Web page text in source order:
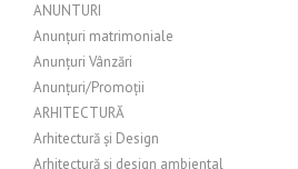
ANUNTURI
Anunțuri matrimoniale
Anunțuri Vânzări
Anunțuri/Promoții
ARHITECTURĂ
Arhitectură și Design
Arhitectură și design ambiental